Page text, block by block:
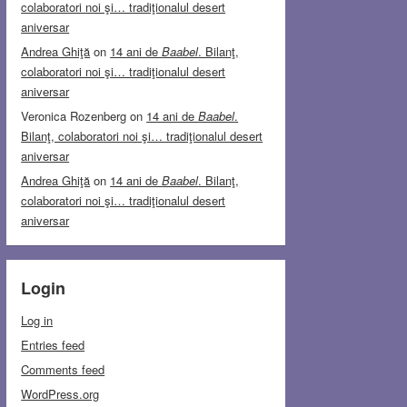
colaboratori noi şi… tradiţionalul desert
aniversar
Andrea Ghiţă on 14 ani deBaabel. Bilanţ,
colaboratori noi şi… tradiţionalul desert
aniversar
Veronica Rozenberg on 14 ani deBaabel.
Bilanţ, colaboratori noi şi… tradiţionalul desert
aniversar
Andrea Ghiţă on 14 ani deBaabel. Bilanţ,
colaboratori noi şi… tradiţionalul desert
aniversar
Login
Log in
Entries feed
Comments feed
WordPress.org